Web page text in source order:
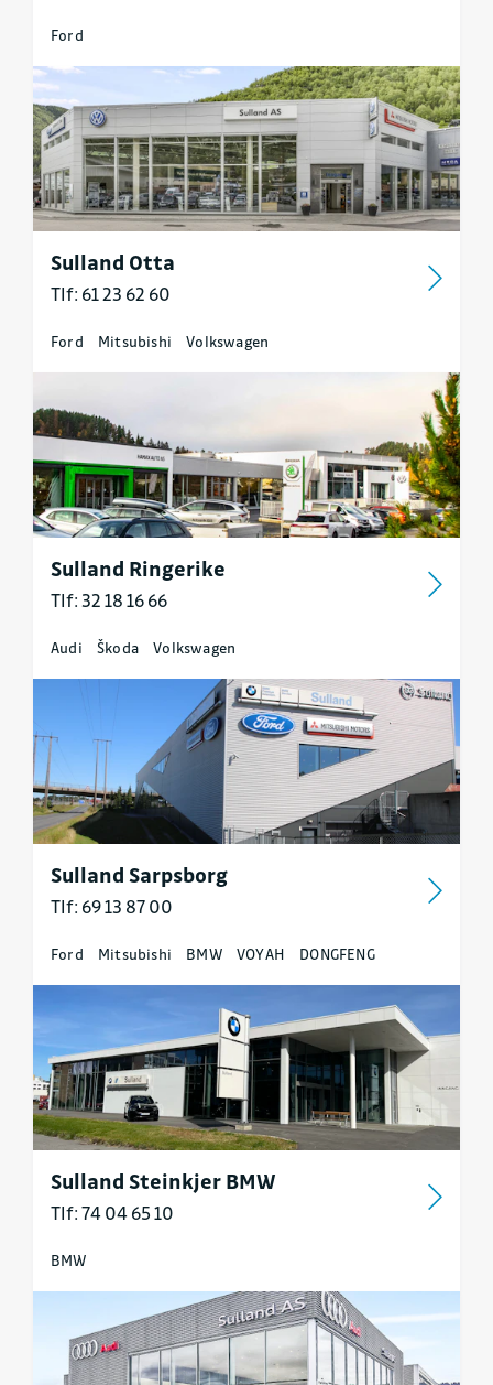
Ford
Sulland Otta
Tlf: 61 23 62 60
Ford Mitsubishi Volkswagen
Sulland Ringerike
Tlf: 32 18 16 66
Audi Škoda Volkswagen
Sulland Sarpsborg
Tlf: 69 13 87 00
Ford Mitsubishi BMW VOYAH DONGFENG
Sulland Steinkjer BMW
Tlf: 74 04 65 10
BMW